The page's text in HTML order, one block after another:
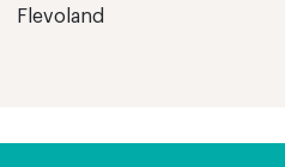
Flevoland